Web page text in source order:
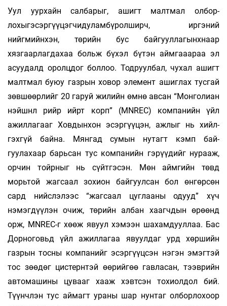
Уул уурхайн салбарыг, ашигт малтмал олбор­
лохыгэсэргүүцэгчидуламбүрол­ширч, иргэний
нийгмийнхэн, төрийн бус байгууллагынхнаар
хязгаарлагдахаа больж бүхэл бүтэн аймгааараа эл
асуудалд оролцдог боллоо. Тодруулбал, чухал ашигт
малтмал буюу газрын ховор элемент ашиглах тусгай
зөвшөөрлийг 20 гаруй жилийн өмнө авсан “Монголиан
нэйшнл рийр ийрт корп” (MNREC) компанийн үйл
ажиллагааг Ховдынхон эсэргүүцэн, ажлыг нь хийл­
гэхгүй байна. Мянгад сумын нутагт кэмп бай­
гуулахаар барьсан тус компанийн гэрүүдийг нурааж,
орчин тойрныг нь сүйтгэсэн. Мөн аймгийн төвд
морьтой жагсаал зохион бай­гуулсан бол өнгөрсөн
сард нийслэлээс “жаг­саал цуглааны одууд” хүч
нэмэгдүүлэн очиж, төрийн албан хаагчдын өрөөнд
орж, MNREC-г хөөж явуул хэмээн шахамдууллаа. Бас
Дорноговьд үйл ажиллагаа явуулдаг урд хөршийн
газрын тосны компанийг эсэргүүцсэн нэгэн эмэгтэй
тос зөөдөг цистернтэй өөрийгөө гавласан, тээврийн
автомашины цувааг хааж хэвтсэн тохиолдол бий.
Түүнчлэн тус аймагт ураны шар нунтаг олборлохоор